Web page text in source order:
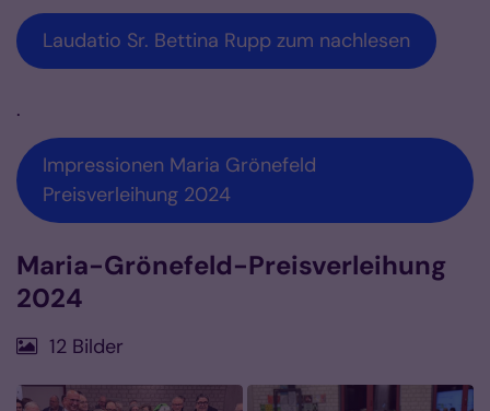
Laudatio Sr. Bettina Rupp zum nachlesen
.
Impressionen Maria Grönefeld
Preisverleihung 2024
Maria-Grönefeld-Preisverleihung
2024
12 Bilder